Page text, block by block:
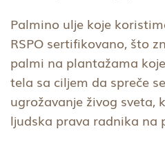
Palmino ulje koje
RSPO sertifikovano, što
palmi na plantažama
tela sa ciljem da spreče
ugrožavanje živog sveta,
ljudska prava radnika na